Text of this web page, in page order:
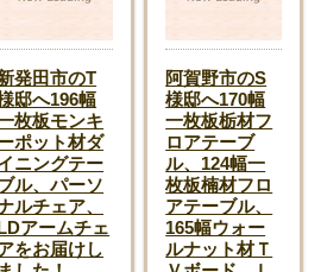
発田市のT
邸へ196幅
枚板モンキ
ポット材ダ
ニングテー
ル、パーソ
ルチェア、
アームチェ
をお届けし
阿賀野市のS
様邸へ170幅
一枚板栃材フ
ロアテーブ
ル、124幅一
枚板楠材フロ
アテーブル、
165幅ウォー
ルナット材Ｔ